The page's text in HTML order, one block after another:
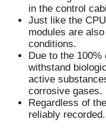
in the control
Just like the
modules are
conditions.
Due to the
withstand
active
corrosive gases.
Regardless of
reliably recorded.